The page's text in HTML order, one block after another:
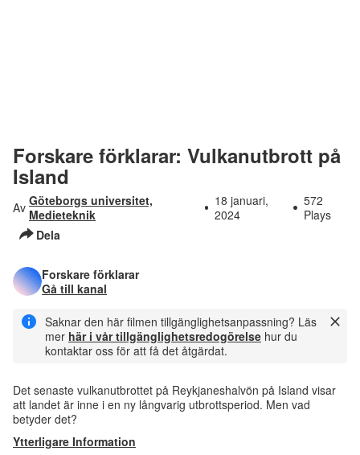
Forskare förklarar: Vulkanutbrott på
Island
Av Göteborgs universitet,
Medieteknik
18 januari,
2024
572
Plays
Dela
Forskare förklarar
Gå till kanal
Saknar den här filmen tillgänglighetsanpassning? Läs
mer här i vår tillgänglighetsredogörelse hur du
kontaktar oss för att få det åtgärdat.
Det senaste vulkanutbrottet på Reykjaneshalvön på Island visar
att landet är inne i en ny långvarig utbrottsperiod. Men vad
betyder det?
Ytterligare Information